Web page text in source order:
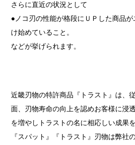
さらに直近の状況として
●ノコ刃の性能が格段にＵＰした商品
け始めていること。
などが挙げられます。
近畿刃物の特許商品『トラスト』は、
面、刃物寿命の向上を認めお客様に浸
を増やしトラストの名に相応しい成果
『スパット』『トラスト』刃物は弊社